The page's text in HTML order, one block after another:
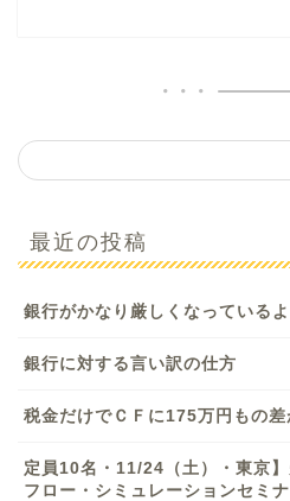
最近の投稿
銀行がかなり厳しくなっている
銀行に対する言い訳の仕方
税金だけでＣＦに175万円もの差
定員10名・11/24（土）・東京
フロー・シミュレーションセミ